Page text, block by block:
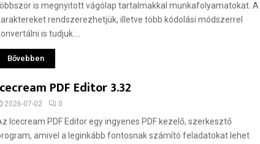
is megnyitott vágólap tartalmakkal munkafolyamatokat. A
rendszerezhetjük, illetve több kódolási módszerrel
is tudjuk....
Bővebben
PDF Editor 3.32
2026-07-02 0
Icecream PDF Editor egy ingyenes PDF kezelő, szerkesztő
amivel a leginkább fontosnak számító feladatokat lehet